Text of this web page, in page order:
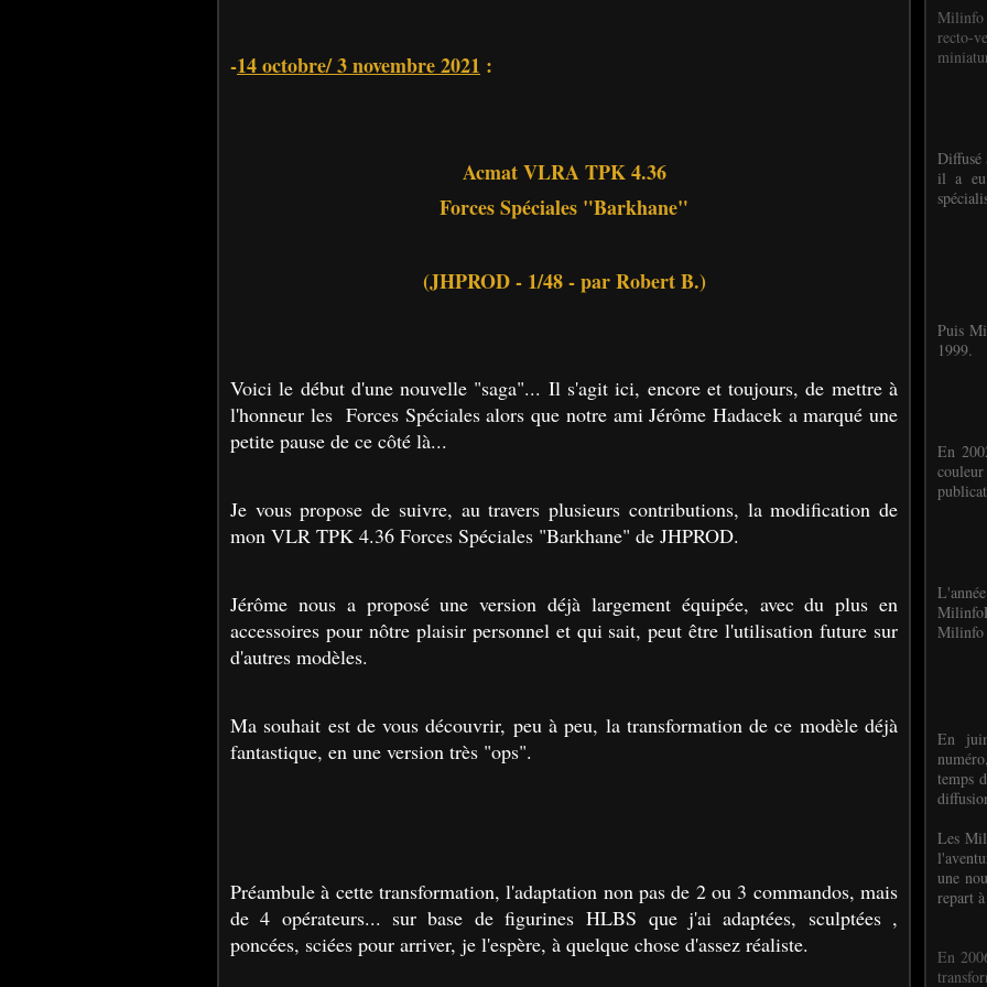
-14 octobre/ 3 novembre 2021 :
Acmat VLRA TPK 4.36
Forces Spéciales "Barkhane"
(JHPROD - 1/48 - par Robert B.)
Voici le début d'une nouvelle "saga"... Il s'agit ici, encore et toujours, de mettre à
l'honneur les Forces Spéciales alors que notre ami Jérôme Hadacek a marqué une
petite pause de ce côté là...
Je vous propose de suivre, au travers plusieurs contributions, la modification de
mon VLR TPK 4.36 Forces Spéciales "Barkhane" de JHPROD.
Jérôme nous a proposé une version déjà largement équipée, avec du plus en
accessoires pour nôtre plaisir personnel et qui sait, peut être l'utilisation future sur
d'autres modèles.
Ma souhait est de vous découvrir, peu à peu, la transformation de ce modèle déjà
fantastique, en une version très "ops".
Préambule à cette transformation, l'adaptation non pas de 2 ou 3 commandos, mais
de 4 opérateurs... sur base de figurines HLBS que j'ai adaptées, sculptées ,
poncées, sciées pour arriver, je l'espère, à quelque chose d'assez réaliste.
recto-
Diffusé
il a eu
Puis
1999.
En
Milinfo
En
temps
Les
une
repart
En